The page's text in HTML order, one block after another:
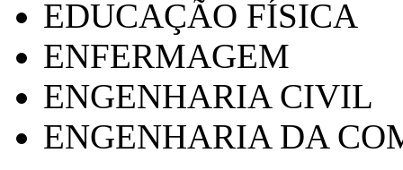
EDUCAÇÃO FÍSICA
ENFERMAGEM
ENGENHARIA CIVIL
ENGENHARIA DA